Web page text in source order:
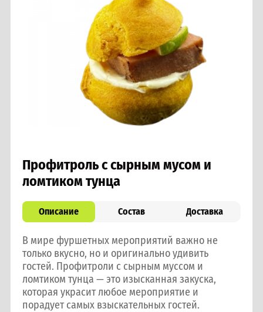
Профитроль с сырным мусом и
ломтиком тунца
Описание Состав Доставка
В мире фуршетных мероприятий важно не
только вкусно, но и оригинально удивить
гостей. Профитроли с сырным муссом и
ломтиком тунца — это изысканная закуска,
которая украсит любое мероприятие и
порадует самых взыскательных гостей.